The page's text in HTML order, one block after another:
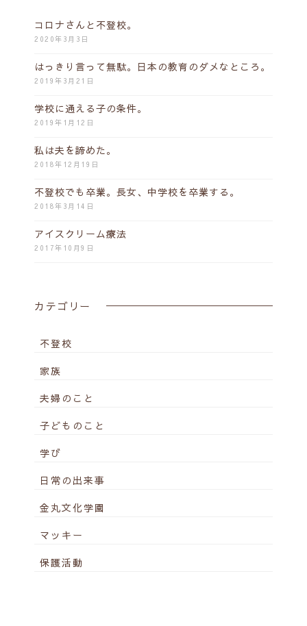
コロナさんと不登校。
2020年3月3日
はっきり言って無駄。日本の教育のダメなところ。
2019年3月21日
学校に通える子の条件。
2019年1月12日
私は夫を諦めた。
2018年12月19日
不登校でも卒業。長女、中学校を卒業する。
2018年3月14日
アイスクリーム療法
2017年10月9日
カテゴリー
不登校
家族
夫婦のこと
子どものこと
学び
日常の出来事
金丸文化学園
マッキー
保護活動